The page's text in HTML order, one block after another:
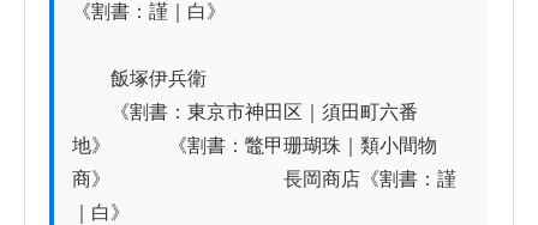
《割書：謹｜白》
飯塚伊兵衛
《割書：東京市神田区｜須田町六番
地》　　　《割書：鼈甲珊瑚珠｜類小間物
商》　　　　　　　　　長岡商店《割書：謹
｜白》